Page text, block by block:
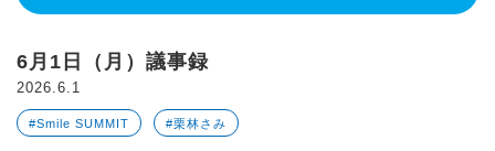
6月1日（月）議事録
2026.6.1
#Smile SUMMIT #栗林さみ